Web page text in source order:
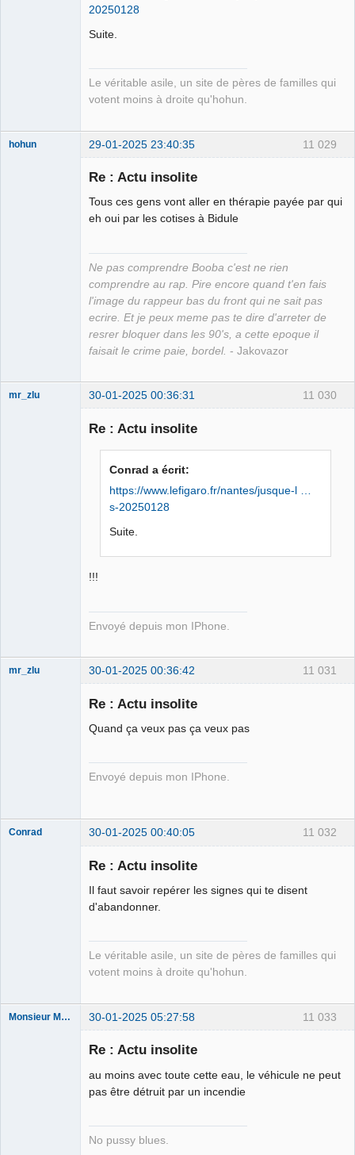
20250128
Suite.
Le véritable asile, un site de pères de familles qui
votent moins à droite qu'hohun.
11 029
hohun 29-01-2025 23:40:35
Re : Actu insolite
Tous ces gens vont aller en thérapie payée par qui
eh oui par les cotises à Bidule
Ne pas comprendre Booba c'est ne rien
comprendre au rap. Pire encore quand t'en fais
l'image du rappeur bas du front qui ne sait pas
ecrire. Et je peux meme pas te dire d'arreter de
resrer bloquer dans les 90's, a cette epoque il
faisait le crime paie, bordel. - Jakovazor
11 030
mr_zlu 30-01-2025 00:36:31
Re : Actu insolite
Conrad a écrit:
https://www.lefigaro.fr/nantes/jusque-l …
s-20250128
Suite.
!!!
Envoyé depuis mon IPhone.
11 031
mr_zlu 30-01-2025 00:36:42
Re : Actu insolite
Quand ça veux pas ça veux pas
Envoyé depuis mon IPhone.
11 032
Conrad 30-01-2025 00:40:05
Re : Actu insolite
Il faut savoir repérer les signes qui te disent
d'abandonner.
Le véritable asile, un site de pères de familles qui
votent moins à droite qu'hohun.
11 033
Monsieur Maurice 30-01-2025 05:27:58
Re : Actu insolite
au moins avec toute cette eau, le véhicule ne peut
pas être détruit par un incendie
No pussy blues.